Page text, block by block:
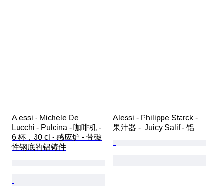
Alessi - Michele De
Lucchi - Pulcina - 咖啡机 -
6 杯，30 cl - 感应炉 - 带磁
性钢底的铝铸件
Alessi - Philippe Starck -
果汁器 -  Juicy Salif - 铝